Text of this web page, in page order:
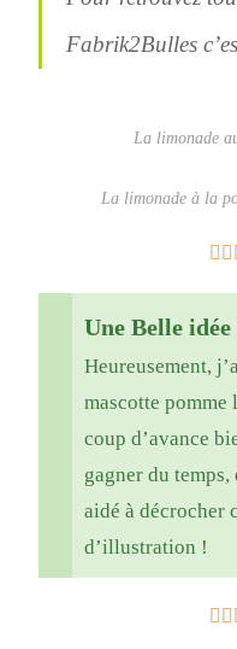
Fabrik2Bulles
La limonade
La limonade à la
Une Belle idée
Heureusement,
mascotte pomme
coup d’avance
gagner du
aidé à décrocher
d’illustration !